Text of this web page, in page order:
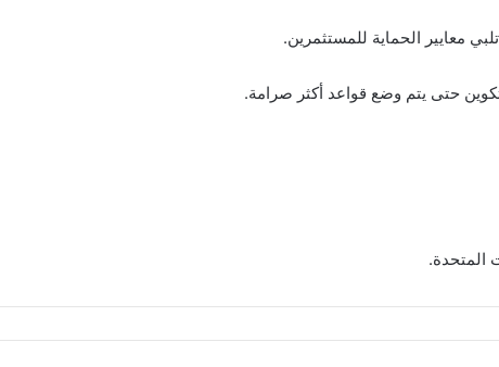
المتحدة.